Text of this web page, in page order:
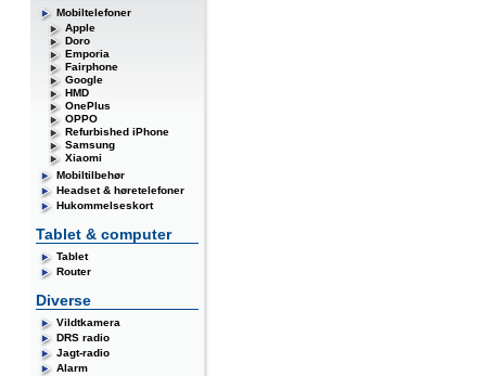
Mobiltelefoner
Apple
Doro
Emporia
Fairphone
Google
HMD
OnePlus
OPPO
Refurbished iPhone
Samsung
Xiaomi
Mobiltilbehør
Headset & høretelefoner
Hukommelseskort
Tablet & computer
Tablet
Router
Diverse
Vildtkamera
DRS radio
Jagt-radio
Alarm